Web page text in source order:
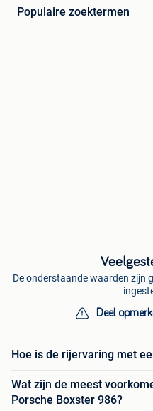
Populaire zoektermen
De onderstaande waarden zijn
Deel
Hoe is de rijervaring met
Wat zijn de meest
Porsche Boxster 986?